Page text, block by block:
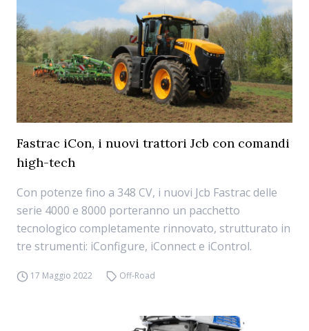
Fastrac iCon, i nuovi trattori Jcb con comandi
high-tech
Con potenze fino a 348 CV, i nuovi Jcb Fastrac delle
serie 4000 e 8000 porteranno un pacchetto
tecnologico completamente rinnovato, strutturato in
tre strumenti: iConfigure, iConnect e iControl.
17 Maggio 2022 Off-Road